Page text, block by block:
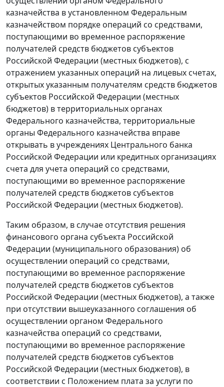
казначейства в установленном Федеральным
казначейством порядке операций со средствами,
поступающими во временное распоряжение
получателей средств бюджетов субъектов
Российской Федерации (местных бюджетов), с
отражением указанных операций на лицевых счетах,
открытых указанным получателям средств бюджетов
субъектов Российской Федерации (местных
бюджетов) в территориальных органах
Федерального казначейства, территориальные
органы Федерального казначейства вправе
открывать в учреждениях Центрального банка
Российской Федерации или кредитных организациях
счета для учета операций со средствами,
поступающими во временное распоряжение
получателей средств бюджетов субъектов
Российской Федерации (местных бюджетов).
Таким образом, в случае отсутствия решения
финансового органа субъекта Российской
Федерации (муниципального образования) об
осуществлении операций со средствами,
поступающими во временное распоряжение
получателей средств бюджетов субъектов
Российской Федерации (местных бюджетов), а также
при отсутствии вышеуказанного соглашения об
осуществлении органом Федерального
казначейства операций со средствами,
поступающими во временное распоряжение
получателей средств бюджетов субъектов
Российской Федерации (местных бюджетов), в
соответствии с Положением плата за услуги по